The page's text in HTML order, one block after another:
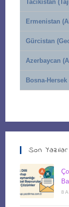
Tacikistan
Ermenistan
Gürcistan
Azerbaycan
Bosna-
Son Yazılar
8